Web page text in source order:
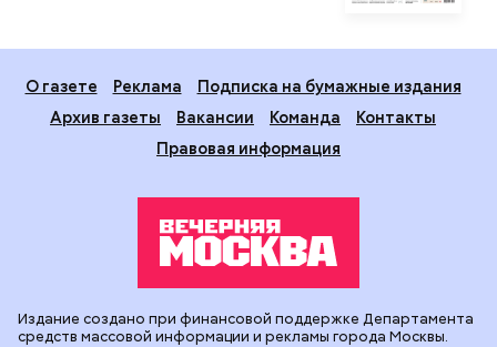
О газете Реклама
Подписка на бумажные издания
Архив газеты
Вакансии Команда
Контакты
Правовая информация
Издание создано при финансовой поддержке Департамента
средств массовой информации и рекламы города Москвы.